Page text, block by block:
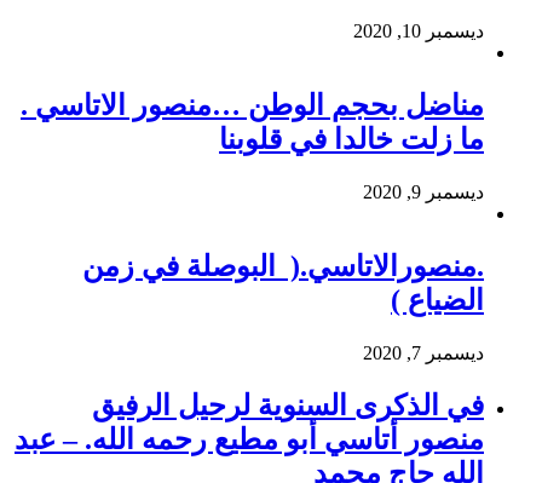
ديسمبر 10, 2020
مناضل بحجم الوطن …منصور الاتاسي .
ما زلت خالدا في قلوبنا
ديسمبر 9, 2020
.منصورالاتاسي.( البوصلة في زمن
الضياع )
ديسمبر 7, 2020
في الذكرى السنوية لرحيل الرفيق
منصور أتاسي أبو مطيع رحمه الله. – عبد
الله حاج محمد